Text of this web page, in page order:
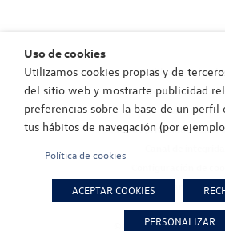
©Copyright 2025 Carhaus
Política de
Política de
Aviso legal
Política de privacidad canal
EU Data Act (Reglamento
Uso de cookies
Utilizamos cookies propias y de
del sitio web y mostrarte publicidad
preferencias sobre la base de un perfil
tus hábitos de navegación (por
Política de cookies
ACEPTAR COOKIES
PERSONALIZAR